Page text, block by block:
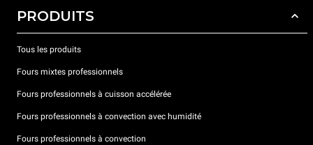
PRODUITS
Tous les produits
Fours mixtes professionnels
Fours professionnels à cuisson accélérée
Fours professionnels à convection avec humidité
Fours professionnels à convection